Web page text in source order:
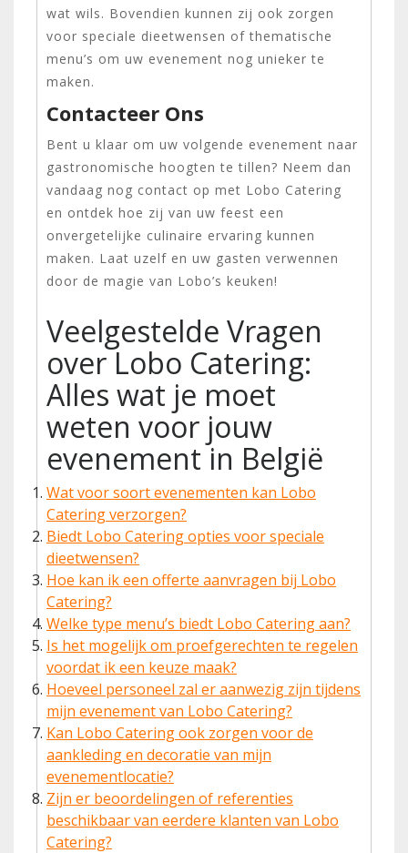
wat wils. Bovendien kunnen zij ook zorgen
voor speciale dieetwensen of thematische
menu’s om uw evenement nog unieker te
maken.
Contacteer Ons
Bent u klaar om uw volgende evenement naar
gastronomische hoogten te tillen? Neem dan
vandaag nog contact op met Lobo Catering
en ontdek hoe zij van uw feest een
onvergetelijke culinaire ervaring kunnen
maken. Laat uzelf en uw gasten verwennen
door de magie van Lobo’s keuken!
Veelgestelde Vragen
over Lobo Catering:
Alles wat je moet
weten voor jouw
evenement in België
Wat voor soort evenementen kan Lobo
Catering verzorgen?
Biedt Lobo Catering opties voor speciale
dieetwensen?
Hoe kan ik een offerte aanvragen bij Lobo
Catering?
Welke type menu’s biedt Lobo Catering aan?
Is het mogelijk om proefgerechten te regelen
voordat ik een keuze maak?
Hoeveel personeel zal er aanwezig zijn tijdens
mijn evenement van Lobo Catering?
Kan Lobo Catering ook zorgen voor de
aankleding en decoratie van mijn
evenementlocatie?
Zijn er beoordelingen of referenties
beschikbaar van eerdere klanten van Lobo
Catering?